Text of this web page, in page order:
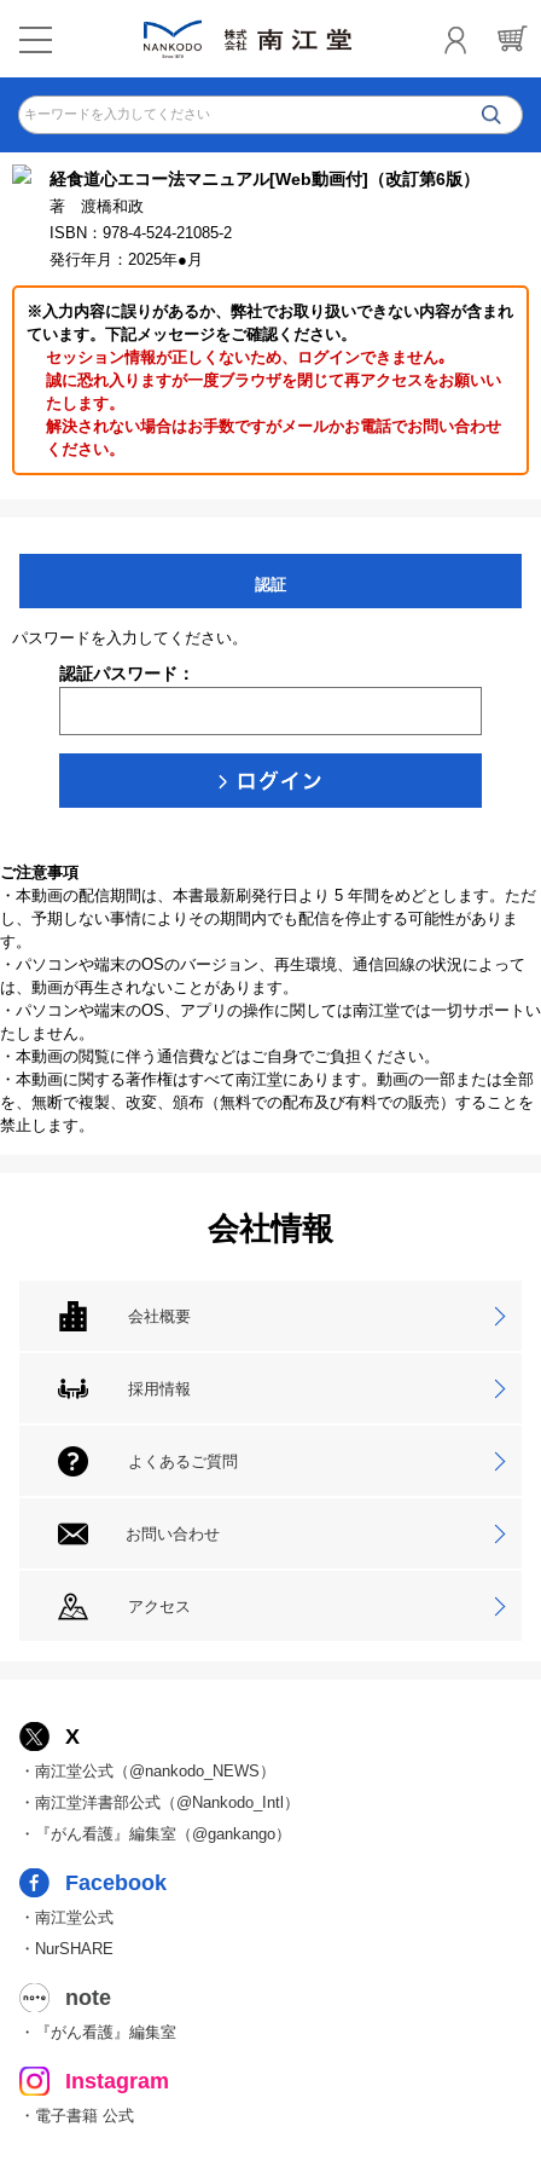
キーワードを入力してください
経食道心エコー法マニュアル[Web動画付]（改訂第6版）
著 渡橋和政
ISBN：978-4-524-21085-2
発行年月：2025年●月
※入力内容に誤りがあるか、弊社でお取り扱いできない内容が含まれ
ています。下記メッセージをご確認ください。
セッション情報が正しくないため、ログインできません｡
誠に恐れ入りますが一度ブラウザを閉じて再アクセスをお願いい
たします。
解決されない場合はお手数ですがメールかお電話でお問い合わせ
ください。
認証
パスワードを入力してください。
認証パスワード：
ご注意事項
・本動画の配信期間は、本書最新刷発行日より 5 年間をめどとします。ただ
し、予期しない事情によりその期間内でも配信を停止する可能性がありま
す。
・パソコンや端末のOSのバージョン、再生環境、通信回線の状況によって
は、動画が再生されないことがあります。
・パソコンや端末のOS、アプリの操作に関しては南江堂では一切サポートい
たしません。
・本動画の閲覧に伴う通信費などはご自身でご負担ください。
・本動画に関する著作権はすべて南江堂にあります。動画の一部または全部
を、無断で複製、改変、頒布（無料での配布及び有料での販売）することを
禁止します。
会社情報
会社概要
採用情報
よくあるご質問
お問い合わせ
アクセス
X
・南江堂公式（@nankodo_NEWS）
・南江堂洋書部公式（@Nankodo_Intl）
・『がん看護』編集室（@gankango）
Facebook
・南江堂公式
・NurSHARE
note
・『がん看護』編集室
Instagram
・電子書籍 公式